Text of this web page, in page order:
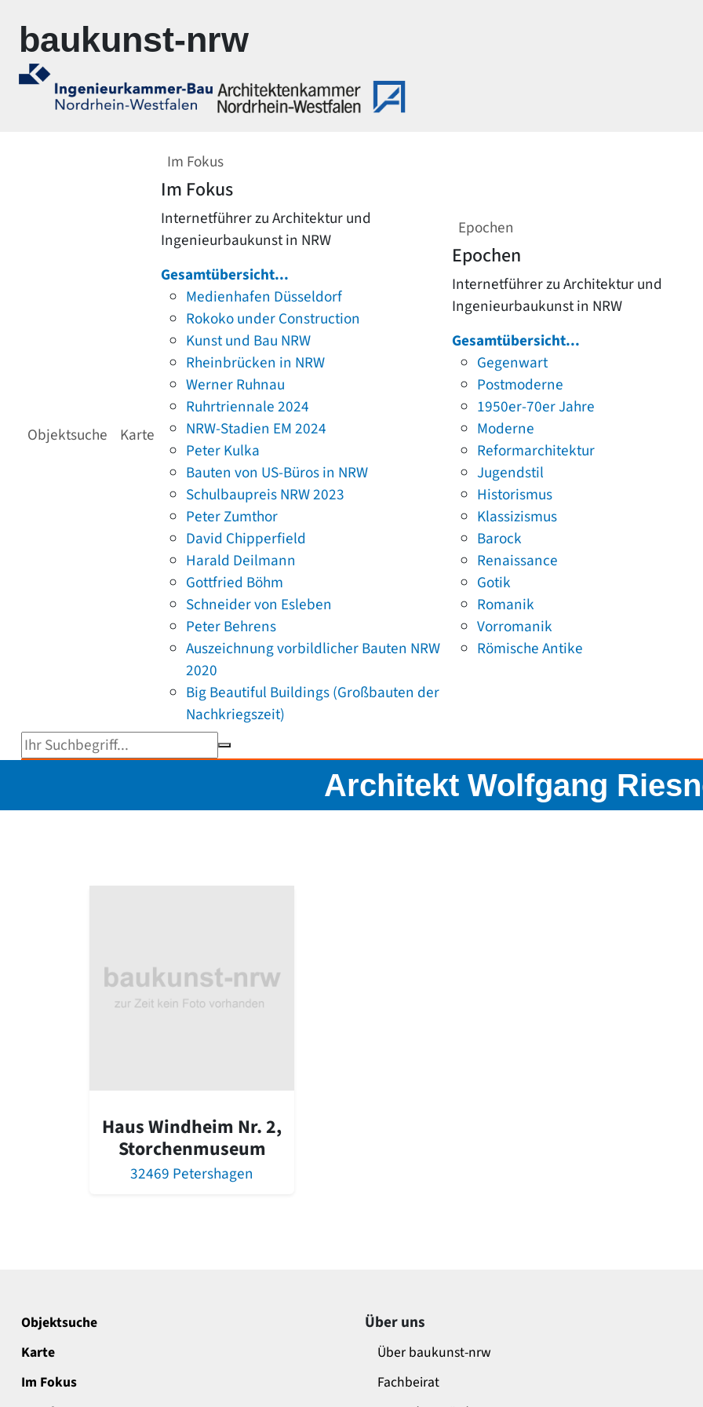
baukunst-nrw
Objektsuche Karte
Im Fokus
Im Fokus
Internetführer zu Architektur und
Ingenieurbaukunst in NRW
Gesamtübersicht...
Medienhafen Düsseldorf
Rokoko under Construction
Kunst und Bau NRW
Rheinbrücken in NRW
Werner Ruhnau
Ruhrtriennale 2024
NRW-Stadien EM 2024
Peter Kulka
Bauten von US-Büros in NRW
Schulbaupreis NRW 2023
Peter Zumthor
David Chipperfield
Harald Deilmann
Gottfried Böhm
Schneider von Esleben
Peter Behrens
Auszeichnung vorbildlicher Bauten NRW
2020
Big Beautiful Buildings (Großbauten der
Nachkriegszeit)
Epochen
Epochen
Internetführer zu Architektur und
Ingenieurbaukunst in NRW
Gesamtübersicht...
Gegenwart
Postmoderne
1950er-70er Jahre
Moderne
Reformarchitektur
Jugendstil
Historismus
Klassizismus
Barock
Renaissance
Gotik
Romanik
Vorromanik
Römische Antike
Suchbegriff eingeben
Architekt Wolfgang
Haus Windheim Nr. 2,
Storchenmuseum
32469 Petershagen
Objektsuche
Karte
Im Fokus
Über uns
Über baukunst-nrw
Fachbeirat